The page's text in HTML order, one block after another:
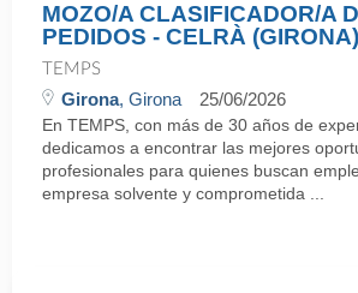
MOZO/A CLASIFICADOR/A
PEDIDOS - CELRÀ (GIRONA)
TEMPS
Girona, Girona 25/06/2026
En TEMPS, con más de 30 años de
dedicamos a encontrar las mejores
profesionales para quienes buscan
empresa solvente y comprometida ...